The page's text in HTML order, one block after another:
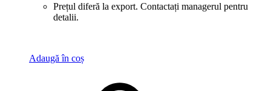
Prețul diferă la export. Contactați managerul pentru
detalii.
Adaugă în coș